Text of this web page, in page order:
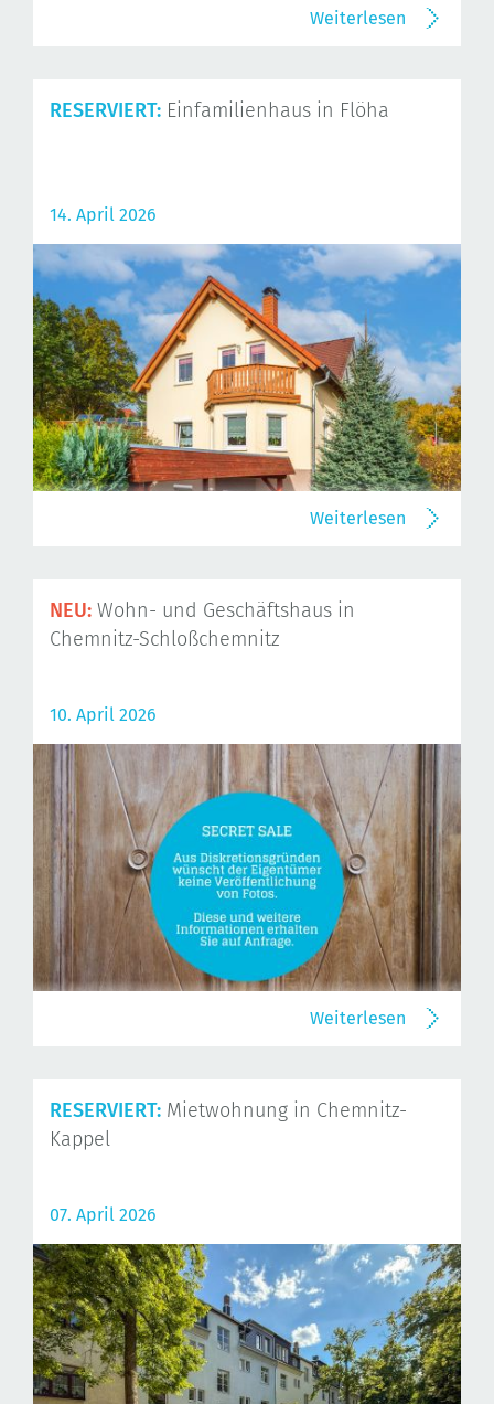
Weiterlesen
RESERVIERT: Einfamilienhaus in Flöha
14. April 2026
Weiterlesen
NEU: Wohn- und Geschäftshaus in
Chemnitz-Schloßchemnitz
10. April 2026
Weiterlesen
RESERVIERT: Mietwohnung in Chemnitz-
Kappel
07. April 2026